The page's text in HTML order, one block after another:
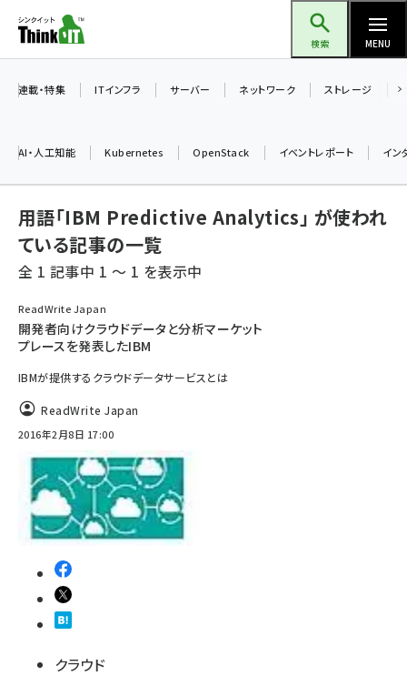
ン
ツ
検索 MENU
加藤銘のチーム貢献～仲間と築いた勝利の絆～ (2304)
iot女子会 (2263)
北海道をのんびり旅する晴山佳須夫のヒント集！ (2017)
drupal (1940)
genai (1473)
ai crunch (1347)
abc123 (1346)
連載・特集 ITインフラ サーバー ネットワーク ストレージ
AI・人工知能 Kubernetes OpenStack イベントレポート イン
用語「IBM Predictive Analytics」 が使われ
ている記事の一覧
全 1 記事中 1 ～ 1 を表示中
ReadWrite Japan
開発者向けクラウドデータと分析マーケット
プレースを発表したIBM
IBMが提供するクラウドデータサービスとは
ReadWrite Japan
2016年2月8日 17:00
クラウド